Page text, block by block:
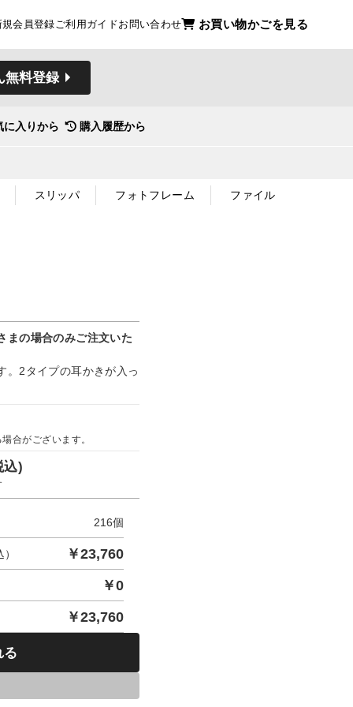
規会員登録ご利用ガイドお問い合わせ お買い物かごを見る
無料登録
に入りから 購入履歴から
スリッパ フォトフレーム ファイル
まの場合のみご注文いた
。2タイプの耳かきが入っ
合がございます。
込)
216個
￥23,760
￥0
￥23,760
る